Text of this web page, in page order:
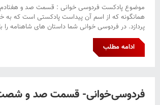
موضوع پادکست فردوسی خوانی : قسمت صد و
همانگونه که از اسم آن پیداست پادکستی است که به
پردازد. در فردوسی خوانی شما داستان های شاهنامه
ادامه مطلب
فردوسی‌خوانی- قسمت صد و شصت